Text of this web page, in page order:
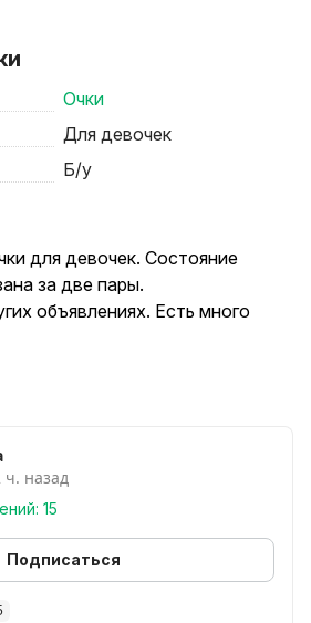
Очки
Для девочек
Б/у
для девочек. Состояние
за две пары.
объявлениях. Есть много
ч. назад
15
Подписаться